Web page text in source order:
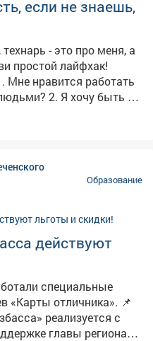
поставили
ГЭС не только
для природы и людей.
поможет снизить
и у кузбасского
свой след в большой
если не знаешь,
простой лайфхак!
быть на
важнее
результат был «на
→
дело»,
зданий и
и
и
«Ремонтник
полезных
системы и комплексы".
+ ПОРЯДОК» →
управления и
Образование
действуют
специальные
отличника». 📌
реализуется с
главы региона